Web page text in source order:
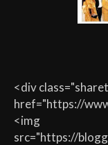
<div
href="https://
<img
src="https://